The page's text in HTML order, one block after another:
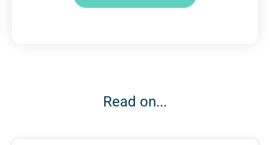
Read on...